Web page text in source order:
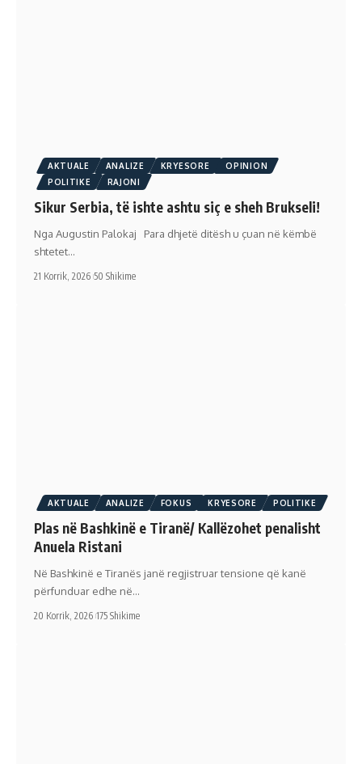
AKTUALE ANALIZE KRYESORE
OPINION
POLITIKE
RAJONI
Sikur Serbia, të ishte ashtu siç e sheh Brukseli!
Nga Augustin Palokaj Para dhjetë ditësh u çuan në këmbë
shtetet…
21 Korrik, 2026 50 Shikime
AKTUALE ANALIZE FOKUS KRYESORE POLITIKE
Plas në Bashkinë e Tiranë/ Kallëzohet penalisht
Anuela Ristani
Në Bashkinë e Tiranës janë regjistruar tensione që kanë
përfunduar edhe në…
20 Korrik, 2026 175 Shikime